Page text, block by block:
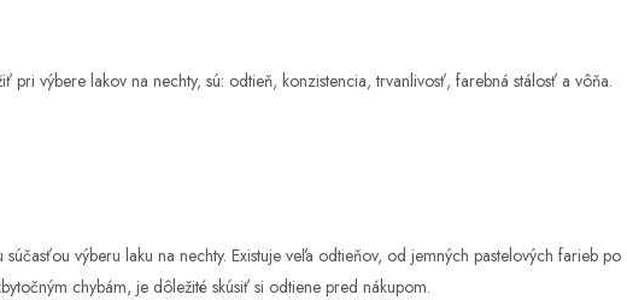
pri výbere lakov na nechty, sú: odtieň, konzistencia, trvanlivosť, farebná stálosť a vôňa.
výberu laku na nechty. Existuje veľa odtieňov, od jemných pastelových farieb po
chybám, je dôležité skúsiť si odtiene pred nákupom.